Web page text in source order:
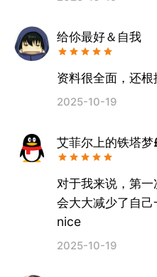
给伱最好＆自我
资料很全面，还
2025-10-19
艾菲尔上的铁塔梦
对于我来说，第一
会大大减少了自
nice
2025-10-19